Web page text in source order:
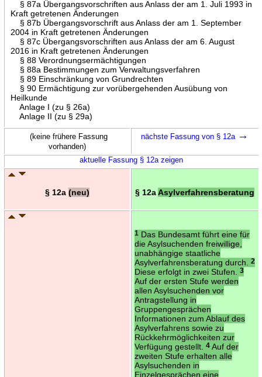
§ 87a Übergangsvorschriften aus Anlass der am 1. Juli 1993 in
Kraft getretenen Änderungen
§ 87b Übergangsvorschrift aus Anlass der am 1. September
2004 in Kraft getretenen Änderungen
§ 87c Übergangsvorschriften aus Anlass der am 6. August
2016 in Kraft getretenen Änderungen
§ 88 Verordnungsermächtigungen
§ 88a Bestimmungen zum Verwaltungsverfahren
§ 89 Einschränkung von Grundrechten
§ 90 Ermächtigung zur vorübergehenden Ausübung von
Heilkunde
Anlage I (zu § 26a)
Anlage II (zu § 29a)
(keine frühere Fassung
vorhanden)
nächste Fassung von § 12a →
aktuelle Fassung § 12a zeigen
§ 12a (neu) § 12aAsylverfahrensberatung
1Das Bundesamt führt eine für
die Asylsuchenden freiwillige,
unabhängige staatliche
Asylverfahrensberatung durch.
2
Diese erfolgt in zwei Stufen. 3
Auf der ersten Stufe werden
allen Asylsuchenden vor
Antragstellung in
Gruppengesprächen
Informationen zum Ablauf des
Asylverfahrens sowie zu
Rückkehrmöglichkeiten zur
Verfügung gestellt.
4Auf der
zweiten Stufe erhalten alle
Asylsuchenden in
Einzelgesprächen eine